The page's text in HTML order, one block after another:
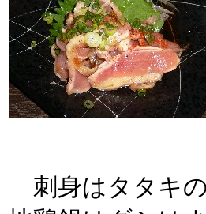
刺身はタタキ